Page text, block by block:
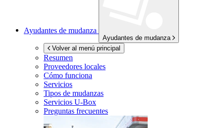
Ayudantes de mudanza
Ayudantes de mudanza
Volver al menú principal
Resumen
Proveedores locales
Cómo funciona
Servicios
Tipos de mudanzas
Servicios U-Box
Preguntas frecuentes